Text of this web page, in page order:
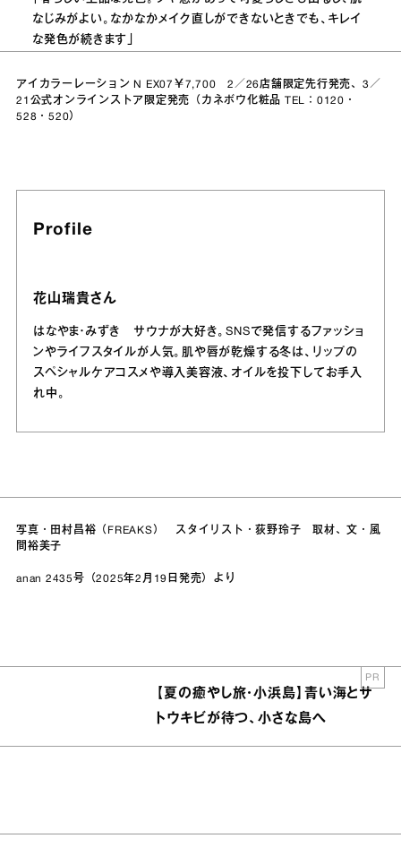
なじみがよい。なかなかメイク直しができないときでも、キレイ
な発色が続きます」
アイカラーレーション N EX07￥7,700 2／26店舗限定先行発売、3／
21公式オンラインストア限定発売（カネボウ化粧品 TEL：0120・
528・520）
Profile
花山瑞貴さん
はなやま・みずき サウナが大好き。SNSで発信するファッショ
ンやライフスタイルが人気。肌や唇が乾燥する冬は、リップの
スペシャルケアコスメや導入美容液、オイルを投下してお手入
れ中。
写真・田村昌裕（FREAKS） スタイリスト・荻野玲子 取材、文・風
間裕美子
anan 2435号（2025年2月19日発売）より
【夏の癒やし旅・小浜島】青い海とサ
トウキビが待つ、小さな島へ
PR